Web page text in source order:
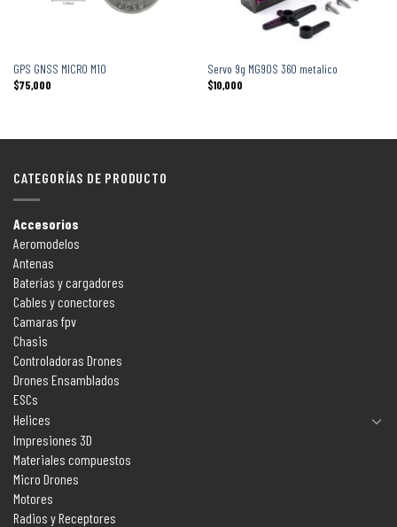
GPS GNSS MICRO M10
$75,000
Servo 9g MG90S 360 metalico
$10,000
CATEGORÍAS DE PRODUCTO
Accesorios
Aeromodelos
Antenas
Baterías y cargadores
Cables y conectores
Camaras fpv
Chasis
Controladoras Drones
Drones Ensamblados
ESCs
Helices
Impresiones 3D
Materiales compuestos
Micro Drones
Motores
Radios y Receptores